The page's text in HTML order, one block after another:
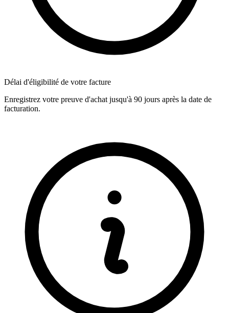
Délai d'éligibilité de votre facture
Enregistrez votre preuve d'achat jusqu'à 90 jours après la date de
facturation.